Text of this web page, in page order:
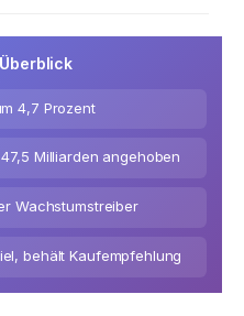
4,7 Prozent
Milliarden angehoben
Wachstumstreiber
behält Kaufempfehlung